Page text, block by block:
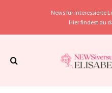
News für interessierte
Hier findest du